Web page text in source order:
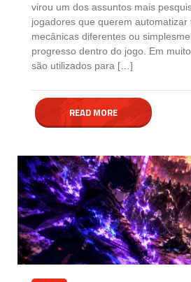
virou um dos assuntos mais
jogadores que querem automatizar
mecânicas diferentes ou
progresso dentro do jogo. Em
são utilizados para […]
READ MORE